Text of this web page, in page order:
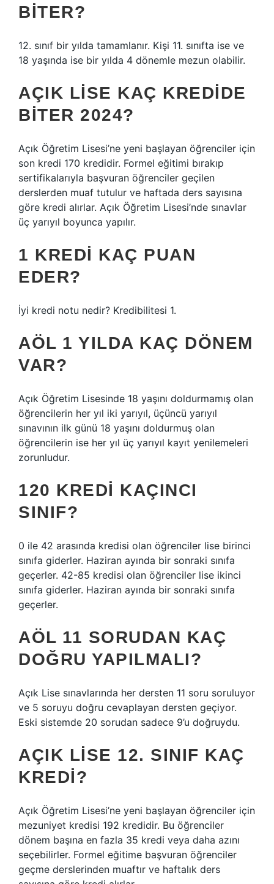
BITER?
12. sınıf bir yılda tamamlanır. Kişi 11. sınıfta ise ve
18 yaşında ise bir yılda 4 dönemle mezun olabilir.
AÇIK LISE KAÇ KREDIDE
BITER 2024?
Açık Öğretim Lisesi’ne yeni başlayan öğrenciler için
son kredi 170 kredidir. Formel eğitimi bırakıp
sertifikalarıyla başvuran öğrenciler geçilen
derslerden muaf tutulur ve haftada ders sayısına
göre kredi alırlar. Açık Öğretim Lisesi’nde sınavlar
üç yarıyıl boyunca yapılır.
1 KREDI KAÇ PUAN
EDER?
İyi kredi notu nedir? Kredibilitesi 1.
AÖL 1 YILDA KAÇ DÖNEM
VAR?
Açık Öğretim Lisesinde 18 yaşını doldurmamış olan
öğrencilerin her yıl iki yarıyıl, üçüncü yarıyıl
sınavının ilk günü 18 yaşını doldurmuş olan
öğrencilerin ise her yıl üç yarıyıl kayıt yenilemeleri
zorunludur.
120 KREDI KAÇINCI
SINIF?
0 ile 42 arasında kredisi olan öğrenciler lise birinci
sınıfa giderler. Haziran ayında bir sonraki sınıfa
geçerler. 42-85 kredisi olan öğrenciler lise ikinci
sınıfa giderler. Haziran ayında bir sonraki sınıfa
geçerler.
AÖL 11 SORUDAN KAÇ
DOĞRU YAPILMALI?
Açık Lise sınavlarında her dersten 11 soru soruluyor
ve 5 soruyu doğru cevaplayan dersten geçiyor.
Eski sistemde 20 sorudan sadece 9’u doğruydu.
AÇIK LISE 12. SINIF KAÇ
KREDI?
Açık Öğretim Lisesi’ne yeni başlayan öğrenciler için
mezuniyet kredisi 192 kredidir. Bu öğrenciler
dönem başına en fazla 35 kredi veya daha azını
seçebilirler. Formel eğitime başvuran öğrenciler
geçme derslerinden muaftır ve haftalık ders